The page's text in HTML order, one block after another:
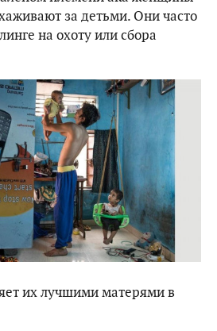
за детьми. Они часто
на охоту или сбора
их лучшими матерями в